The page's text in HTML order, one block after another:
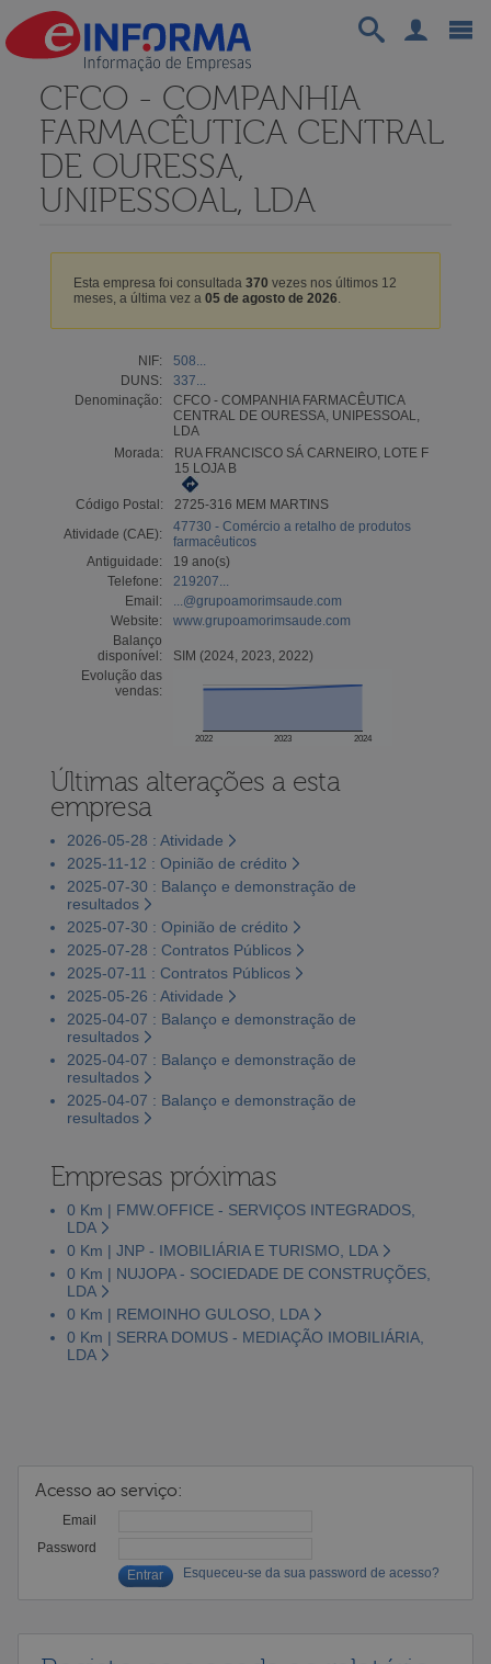
CFCO - COMPANHIA
FARMACÊUTICA CENTRAL
DE OURESSA,
UNIPESSOAL, LDA
Esta empresa foi consultada 370 vezes nos últimos 12
meses, a última vez a 05 de agosto de 2026.
NIF:
508...
DUNS:
337...
Denominação:
CFCO - COMPANHIA FARMACÊUTICA
CENTRAL DE OURESSA, UNIPESSOAL,
LDA
Morada:
RUA FRANCISCO SÁ CARNEIRO, LOTE F
15 LOJA B
Código Postal:
2725-316 MEM MARTINS
Atividade (CAE):
47730 - Comércio a retalho de produtos
farmacêuticos
Antiguidade:
19 ano(s)
Telefone:
219207...
Email:
...@grupoamorimsaude.com
Website:
www.grupoamorimsaude.com
Balanço
disponível:
SIM (2024, 2023, 2022)
Evolução das
vendas:
2022 2023 2024
Últimas alterações a esta
empresa
2026-05-28 : Atividade
2025-11-12 : Opinião de crédito
2025-07-30 : Balanço e demonstração de
resultados
2025-07-30 : Opinião de crédito
2025-07-28 : Contratos Públicos
2025-07-11 : Contratos Públicos
2025-05-26 : Atividade
2025-04-07 : Balanço e demonstração de
resultados
2025-04-07 : Balanço e demonstração de
resultados
2025-04-07 : Balanço e demonstração de
resultados
Empresas próximas
0 Km | FMW.OFFICE - SERVIÇOS INTEGRADOS,
LDA
0 Km | JNP - IMOBILIÁRIA E TURISMO, LDA
0 Km | NUJOPA - SOCIEDADE DE CONSTRUÇÕES,
LDA
0 Km | REMOINHO GULOSO, LDA
0 Km | SERRA DOMUS - MEDIAÇÃO IMOBILIÁRIA,
LDA
Acesso ao serviço:
Email
Password
Esqueceu-se da sua password de acesso?